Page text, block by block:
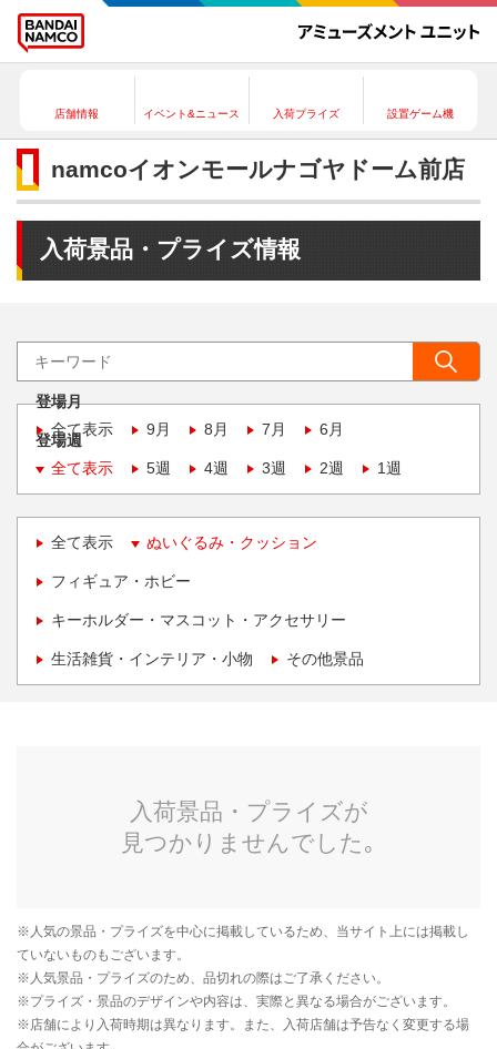
店舗情報 イベント&ニュース 入荷プライズ 設置ゲーム機
namcoイオンモールナゴヤドーム前店
入荷景品・プライズ情報
登場月
全て表示
9月 8月 7月 6月
登場週
全て表示
5週 4週 3週 2週 1週
全て表示 ぬいぐるみ・クッション
フィギュア・ホビー
キーホルダー・マスコット・アクセサリー
生活雑貨・インテリア・小物 その他景品